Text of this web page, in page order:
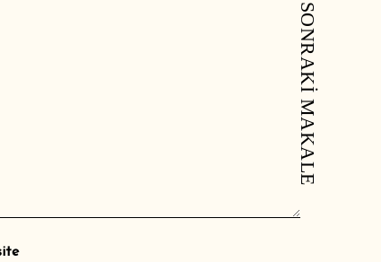
SONRAKI MAKALE